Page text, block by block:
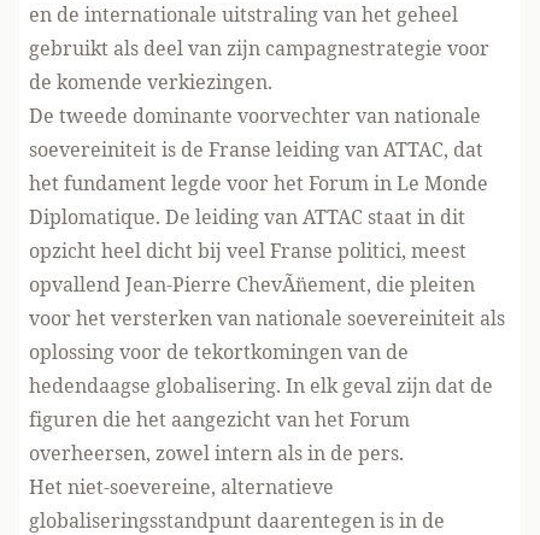
en de internationale uitstraling van het geheel
gebruikt als deel van zijn campagnestrategie voor
de komende verkiezingen.
De tweede dominante voorvechter van nationale
soevereiniteit is de Franse leiding van ATTAC, dat
het fundament legde voor het Forum in Le Monde
Diplomatique. De leiding van ATTAC staat in dit
opzicht heel dicht bij veel Franse politici, meest
opvallend Jean-Pierre ChevÃ¨nement, die pleiten
voor het versterken van nationale soevereiniteit als
oplossing voor de tekortkomingen van de
hedendaagse globalisering. In elk geval zijn dat de
figuren die het aangezicht van het Forum
overheersen, zowel intern als in de pers.
Het niet-soevereine, alternatieve
globaliseringsstandpunt daarentegen is in de